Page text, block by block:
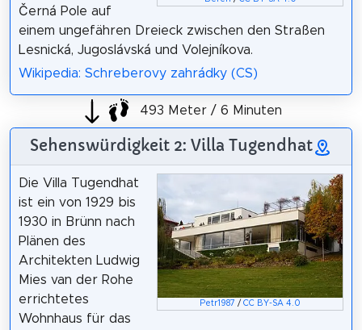
Černá Pole auf
einem ungefähren Dreieck zwischen den Straßen
Lesnická, Jugoslávská und Volejníkova.
Wikipedia: Schreberovy zahrádky (CS)
493 Meter / 6 Minuten
Sehenswürdigkeit 2: Villa Tugendhat
Petr1987 /CC BY-SA 4.0
Die Villa Tugendhat
ist ein von 1929 bis
1930 in Brünn nach
Plänen des
Architekten Ludwig
Mies van der Rohe
errichtetes
Wohnhaus für das